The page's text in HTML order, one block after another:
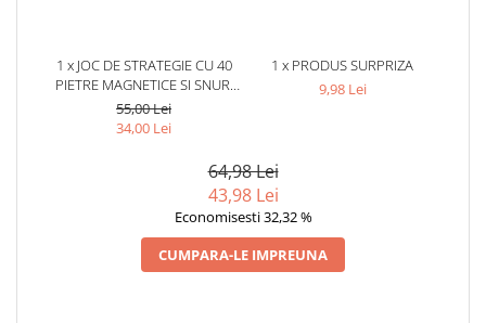
1 x JOC DE STRATEGIE CU 40
PIETRE MAGNETICE SI SNUR,
EDUCATIV, PIETRE 2 CM, PANA
LA 4 JUCATORI, SACULET
55,00 Lei
34,00 Lei
1 x PRODUS SURPRIZA
9,98 Lei
64,98 Lei
43,98 Lei
Economisesti 32,32 %
CUMPARA-LE IMPREUNA